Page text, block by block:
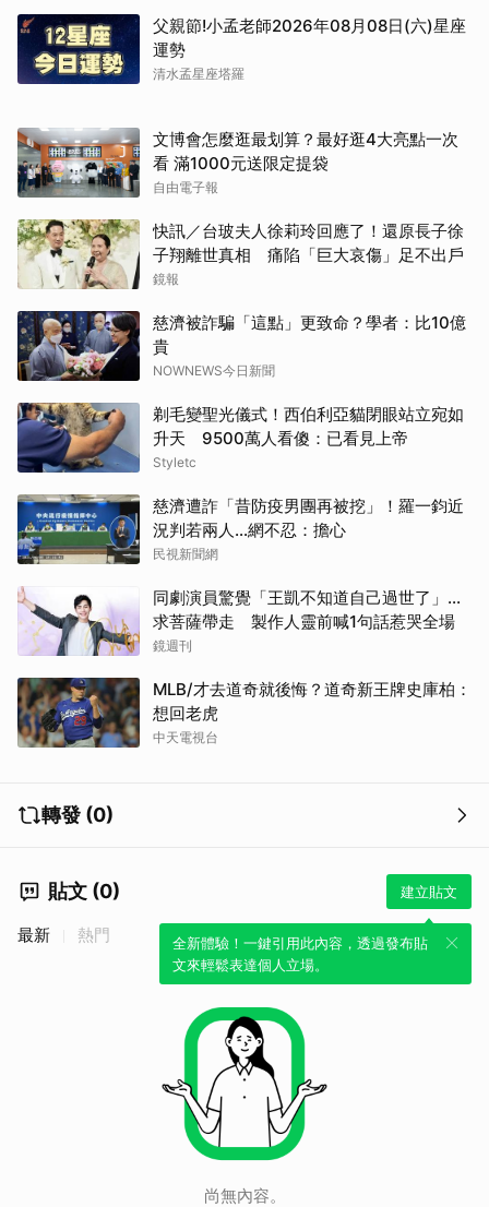
父親節!小孟老師2026年08月08日(六)星座
運勢
清水孟星座塔羅
文博會怎麼逛最划算？最好逛4大亮點一次
看 滿1000元送限定提袋
自由電子報
快訊／台玻夫人徐莉玲回應了！還原長子徐
子翔離世真相 痛陷「巨大哀傷」足不出戶
鏡報
慈濟被詐騙「這點」更致命？學者：比10億
貴
NOWNEWS今日新聞
剃毛變聖光儀式！西伯利亞貓閉眼站立宛如
升天 9500萬人看傻：已看見上帝
Styletc
慈濟遭詐「昔防疫男團再被挖」！羅一鈞近
況判若兩人…網不忍：擔心
民視新聞網
同劇演員驚覺「王凱不知道自己過世了」...
求菩薩帶走 製作人靈前喊1句話惹哭全場
鏡週刊
MLB/才去道奇就後悔？道奇新王牌史庫柏：
想回老虎
中天電視台
轉發 (0)
貼文 (0) 建立貼文
全新體驗！一鍵引用此內容，透過發布貼
文來輕鬆表達個人立場。
最新 熱門
尚無內容。